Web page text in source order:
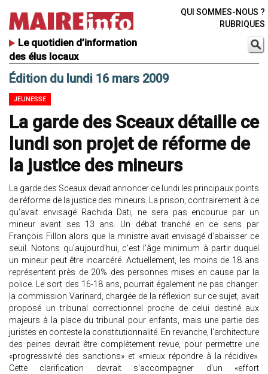
Le quotidien d’information
des élus locaux
QUI SOMMES-NOUS ?
RUBRIQUES
Édition du lundi 16 mars 2009
JEUNESSE
La garde des Sceaux détaille ce
lundi son projet de réforme de
la justice des mineurs
La garde des Sceaux devait annoncer ce lundi les principaux points
de réforme de la justice des mineurs. La prison, contrairement à ce
qu'avait envisagé Rachida Dati, ne sera pas encourue par un
mineur avant ses 13 ans. Un débat tranché en ce sens par
François Fillon alors que la ministre avait envisagé d'abaisser ce
seuil. Notons qu’aujourd'hui, c’est l'âge minimum à partir duquel
un mineur peut être incarcéré. Actuellement, les moins de 18 ans
représentent près de 20% des personnes mises en cause par la
police. Le sort des 16-18 ans, pourrait également ne pas changer:
la commission Varinard, chargée de la réflexion sur ce sujet, avait
proposé un tribunal correctionnel proche de celui destiné aux
majeurs à la place du tribunal pour enfants, mais une partie des
juristes en conteste la constitutionnalité. En revanche, l'architecture
des peines devrait être complètement revue, pour permettre une
«progressivité des sanctions» et «mieux répondre à la récidive».
Cette clarification devrait s'accompagner d'un «effort